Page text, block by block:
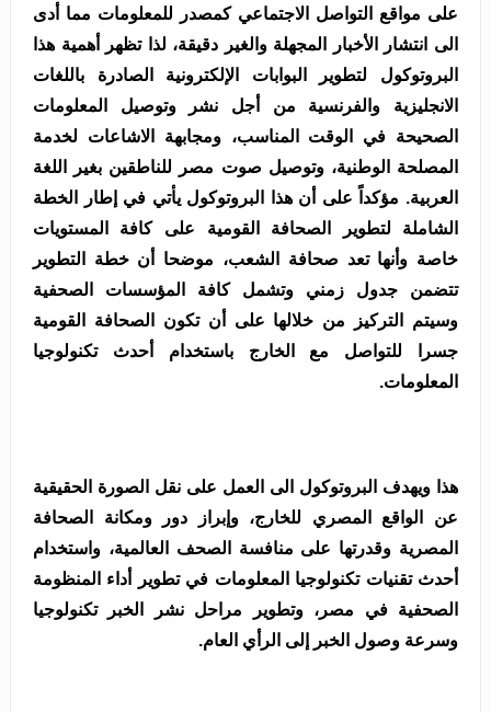
على مواقع التواصل الاجتماعي كمصدر للمعلومات مما أدى
الى انتشار الأخبار المجهلة والغير دقيقة، لذا تظهر أهمية هذا
البروتوكول لتطوير البوابات الإلكترونية الصادرة باللغات
الانجليزية والفرنسية من أجل نشر وتوصيل المعلومات
الصحيحة في الوقت المناسب، ومجابهة الاشاعات لخدمة
المصلحة الوطنية، وتوصيل صوت مصر للناطقين بغير اللغة
العربية. مؤكداً على أن هذا البروتوكول يأتي في إطار الخطة
الشاملة لتطوير الصحافة القومية على كافة المستويات
خاصة وأنها تعد صحافة الشعب، موضحا أن خطة التطوير
تتضمن جدول زمني وتشمل كافة المؤسسات الصحفية
وسيتم التركيز من خلالها على أن تكون الصحافة القومية
جسرا للتواصل مع الخارج باستخدام أحدث تكنولوجيا
المعلومات.
هذا ويهدف البروتوكول الى العمل على نقل الصورة الحقيقية
عن الواقع المصري للخارج، وإبراز دور ومكانة الصحافة
المصرية وقدرتها على منافسة الصحف العالمية، واستخدام
أحدث تقنيات تكنولوجيا المعلومات في تطوير أداء المنظومة
الصحفية في مصر، وتطوير مراحل نشر الخبر تكنولوجيا
وسرعة وصول الخبر إلى الرأي العام.